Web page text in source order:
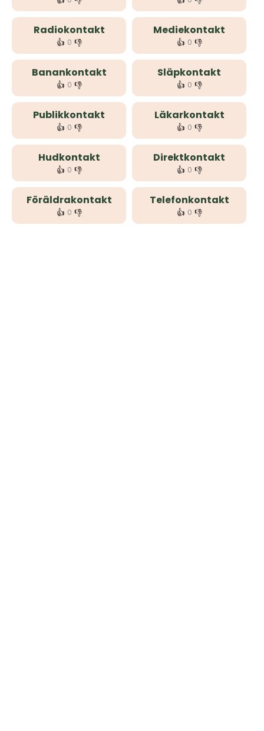
Radiokontakt
👍 0 👎
Mediekontakt
👍 0 👎
Banankontakt
👍 0 👎
Släpkontakt
👍 0 👎
Publikkontakt
👍 0 👎
Läkarkontakt
👍 0 👎
Hudkontakt
👍 0 👎
Direktkontakt
👍 0 👎
Föräldrakontakt
👍 0 👎
Telefonkontakt
👍 0 👎